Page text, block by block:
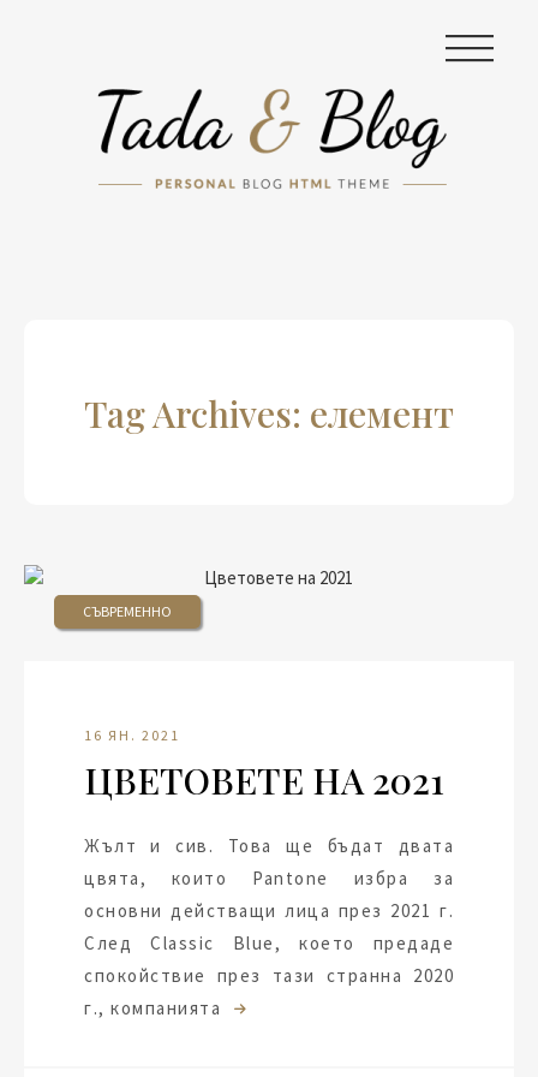
|||
Tag Archives: елемент
СЪВРЕМЕННО
16 ЯН. 2021
ЦВЕТОВЕТЕ НА 2021
Жълт и сив. Това ще бъдат двата
цвята, които Pantone избра за
основни действащи лица през 2021 г.
След Classic Blue, което предаде
спокойствие през тази странна 2020
г., компанията